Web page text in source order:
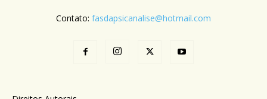
Contato: fasdapsicanalise@hotmail.com